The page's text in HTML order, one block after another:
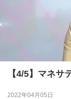
【4/5】マネサ
2022年04月05日